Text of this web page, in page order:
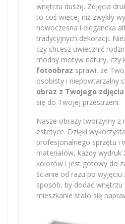
wnętrzu duszę. Zdjęcia
to coś więcej niż zwykły
nowoczesna i elegancka
tradycyjnych dekoracji.
czy chcesz uwiecznić
modny motyw natury, czy
fotoobraz sprawi, że
osobisty i niepowtarzalny
obraz z Twojego zdjęcia
się do Twojej przestrzeni.
Nasze obrazy tworzymy z
estetyce. Dzięki
profesjonalnego sprzętu i
materiałów, każdy wydruk
kolorów i jest gotowy do
ścianie od razu po wyjęciu
sposób, by dodać wnętrzu
mieszkanie stało się